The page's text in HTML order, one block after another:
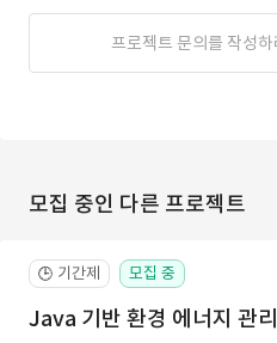
프로젝트 문의를 작성하
모집 중인 다른 프로젝트
🕒 기간제 모집 중
Java 기반 환경 에너지 관